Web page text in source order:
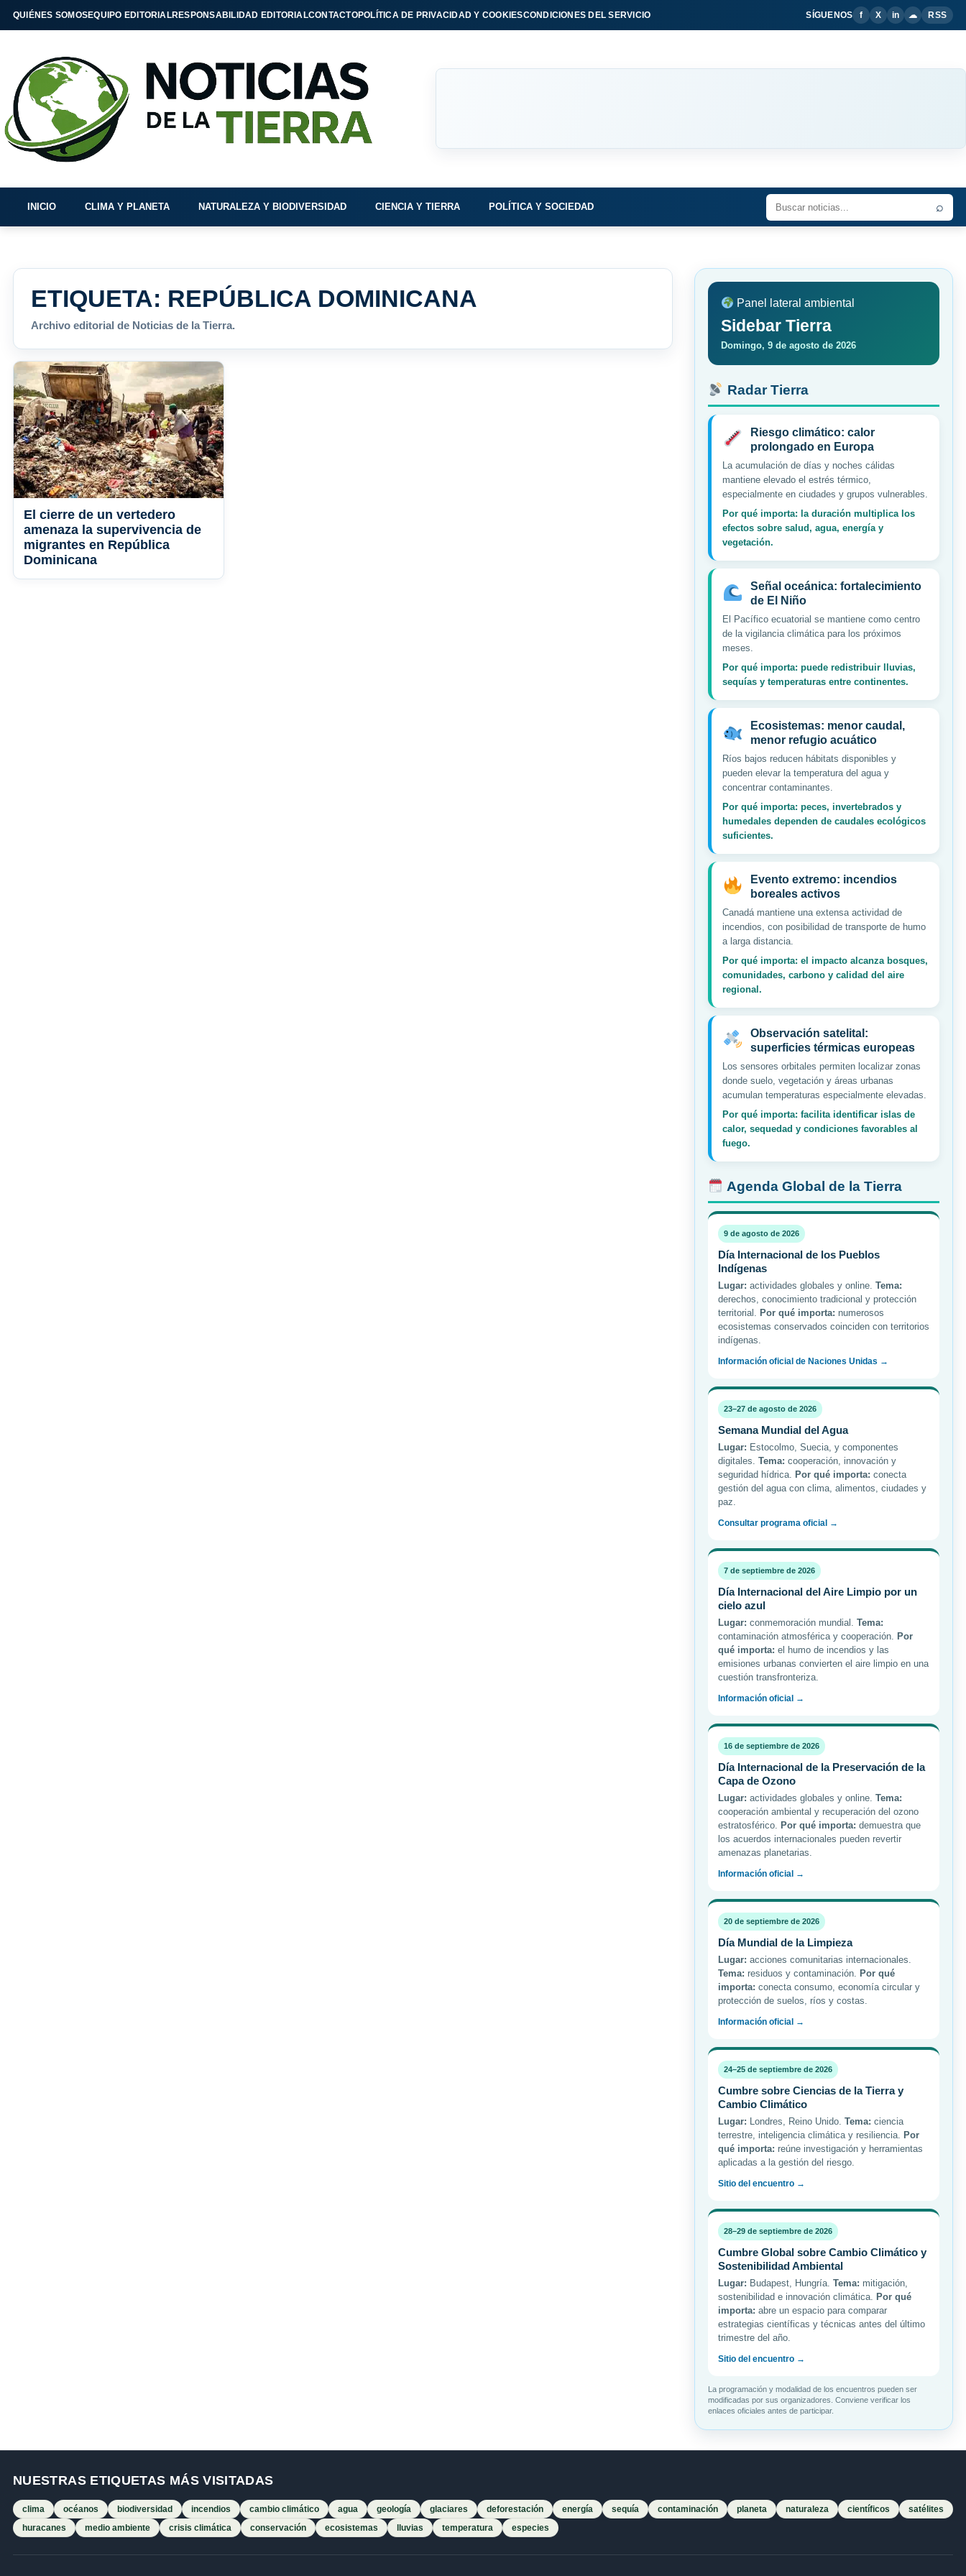
QUIÉNES SOMOSEQUIPO EDITORIALRESPONSABILIDAD EDITORIALCONTACTOPOLÍTICA DE PRIVACIDAD Y COOKIESCONDICIONES DEL SERVICIO SÍGUENOS f X in ☁ RSS
INICIO CLIMA Y PLANETA NATURALEZA Y BIODIVERSIDAD CIENCIA Y TIERRA POLÍTICA Y SOCIEDAD ⌕
ETIQUETA: REPÚBLICA DOMINICANA
Archivo editorial de Noticias de la Tierra.
El cierre de un vertedero
amenaza la supervivencia de
migrantes en República
Dominicana
Panel lateral ambiental
Sidebar Tierra
Domingo, 9 de agosto de 2026
Radar Tierra
Riesgo climático: calor
prolongado en Europa
La acumulación de días y noches cálidas
mantiene elevado el estrés térmico,
especialmente en ciudades y grupos vulnerables.
Por qué importa: la duración multiplica los
efectos sobre salud, agua, energía y
vegetación.
Señal oceánica: fortalecimiento
de El Niño
El Pacífico ecuatorial se mantiene como centro
de la vigilancia climática para los próximos
meses.
Por qué importa: puede redistribuir lluvias,
sequías y temperaturas entre continentes.
Ecosistemas: menor caudal,
menor refugio acuático
Ríos bajos reducen hábitats disponibles y
pueden elevar la temperatura del agua y
concentrar contaminantes.
Por qué importa: peces, invertebrados y
humedales dependen de caudales ecológicos
suficientes.
Evento extremo: incendios
boreales activos
Canadá mantiene una extensa actividad de
incendios, con posibilidad de transporte de humo
a larga distancia.
Por qué importa: el impacto alcanza bosques,
comunidades, carbono y calidad del aire
regional.
Observación satelital:
superficies térmicas europeas
Los sensores orbitales permiten localizar zonas
donde suelo, vegetación y áreas urbanas
acumulan temperaturas especialmente elevadas.
Por qué importa: facilita identificar islas de
calor, sequedad y condiciones favorables al
fuego.
Agenda Global de la Tierra
9 de agosto de 2026
Día Internacional de los Pueblos
Indígenas
Lugar: actividades globales y online. Tema:
derechos, conocimiento tradicional y protección
territorial. Por qué importa: numerosos
ecosistemas conservados coinciden con territorios
indígenas.
Información oficial de Naciones Unidas →
23–27 de agosto de 2026
Semana Mundial del Agua
Lugar: Estocolmo, Suecia, y componentes
digitales. Tema: cooperación, innovación y
seguridad hídrica. Por qué importa: conecta
gestión del agua con clima, alimentos, ciudades y
paz.
Consultar programa oficial →
7 de septiembre de 2026
Día Internacional del Aire Limpio por un
cielo azul
Lugar: conmemoración mundial. Tema:
contaminación atmosférica y cooperación. Por
qué importa: el humo de incendios y las
emisiones urbanas convierten el aire limpio en una
cuestión transfronteriza.
Información oficial →
16 de septiembre de 2026
Día Internacional de la Preservación de la
Capa de Ozono
Lugar: actividades globales y online. Tema:
cooperación ambiental y recuperación del ozono
estratosférico. Por qué importa: demuestra que
los acuerdos internacionales pueden revertir
amenazas planetarias.
Información oficial →
20 de septiembre de 2026
Día Mundial de la Limpieza
Lugar: acciones comunitarias internacionales.
Tema: residuos y contaminación. Por qué
importa: conecta consumo, economía circular y
protección de suelos, ríos y costas.
Información oficial →
24–25 de septiembre de 2026
Cumbre sobre Ciencias de la Tierra y
Cambio Climático
Lugar: Londres, Reino Unido. Tema: ciencia
terrestre, inteligencia climática y resiliencia. Por
qué importa: reúne investigación y herramientas
aplicadas a la gestión del riesgo.
Sitio del encuentro →
28–29 de septiembre de 2026
Cumbre Global sobre Cambio Climático y
Sostenibilidad Ambiental
Lugar: Budapest, Hungría. Tema: mitigación,
sostenibilidad e innovación climática. Por qué
importa: abre un espacio para comparar
estrategias científicas y técnicas antes del último
trimestre del año.
Sitio del encuentro →
La programación y modalidad de los encuentros pueden ser
modificadas por sus organizadores. Conviene verificar los
enlaces oficiales antes de participar.
NUESTRAS ETIQUETAS MÁS VISITADAS
clima océanos biodiversidad incendios cambio climático agua geología glaciares deforestación energía sequía contaminación planeta naturaleza científicos
satélites
huracanes
medio ambiente crisis climática conservación ecosistemas lluvias temperatura especies